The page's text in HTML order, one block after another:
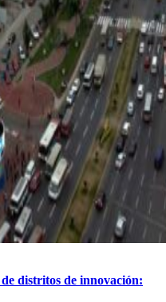
distritos de innovación: